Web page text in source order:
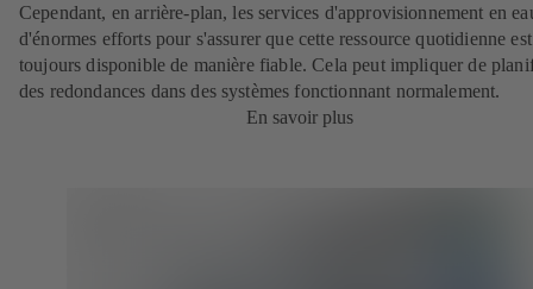
Cependant, en arrière-plan, les services d'approvisionnement en
d'énormes efforts pour s'assurer que cette ressource quotidienne est
toujours disponible de manière fiable. Cela peut impliquer de
des redondances dans des systèmes fonctionnant normalement.
En savoir plus